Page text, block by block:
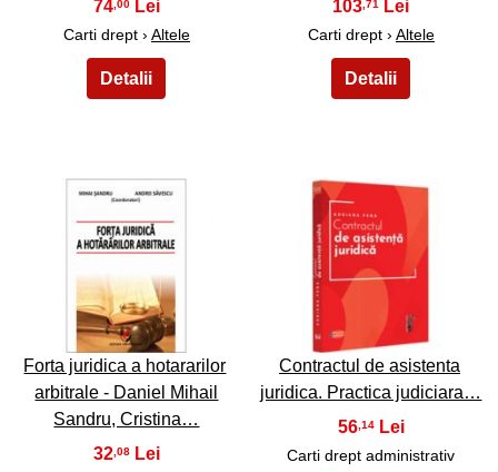
74 ,00
Carti drept › Altele
103 ,71
Carti drept › Altele
19
Forta juridica a hotararilor
arbitrale - Daniel Mihail
Sandru, Cristina…
32 ,08
20
Contractul de asistenta
juridica. Practica judiciara…
56,14
Carti drept administrativ